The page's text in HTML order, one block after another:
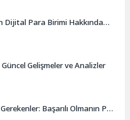
Dijital Para Birimi Hakkında
Gelişmeler ve Analizler
Başarılı Olmanın Püf